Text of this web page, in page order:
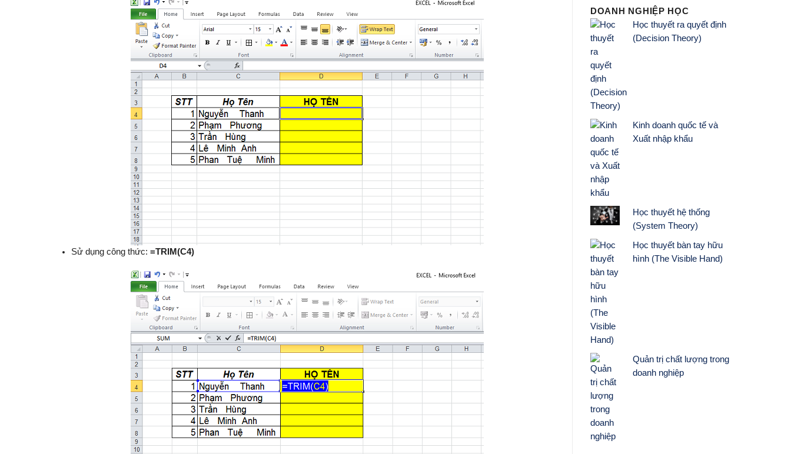
Sử dụng công thức: =TRIM(C4)
DOANH NGHIỆP HỌC
Học thuyết ra quyết định
(Decision Theory)
Kinh doanh quốc tế và
Xuất nhập khẩu
Học thuyết hệ thống
(System Theory)
Học thuyết bàn tay hữu
hình (The Visible Hand)
Quản trị chất lượng trong
doanh nghiệp